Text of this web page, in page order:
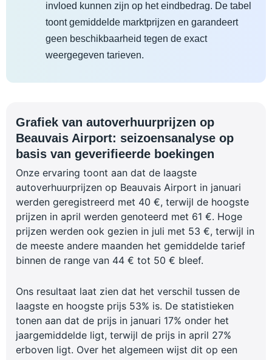
invloed kunnen zijn op het eindbedrag. De tabel
toont gemiddelde marktprijzen en garandeert
geen beschikbaarheid tegen de exact
weergegeven tarieven.
Grafiek van autoverhuurprijzen op
Beauvais Airport: seizoensanalyse op
basis van geverifieerde boekingen
Onze ervaring toont aan dat de laagste
autoverhuurprijzen op Beauvais Airport in januari
werden geregistreerd met 40 €, terwijl de hoogste
prijzen in april werden genoteerd met 61 €. Hoge
prijzen werden ook gezien in juli met 53 €, terwijl in
de meeste andere maanden het gemiddelde tarief
binnen de range van 44 € tot 50 € bleef.
Ons resultaat laat zien dat het verschil tussen de
laagste en hoogste prijs 53% is. De statistieken
tonen aan dat de prijs in januari 17% onder het
jaargemiddelde ligt, terwijl de prijs in april 27%
erboven ligt. Over het algemeen wijst dit op een